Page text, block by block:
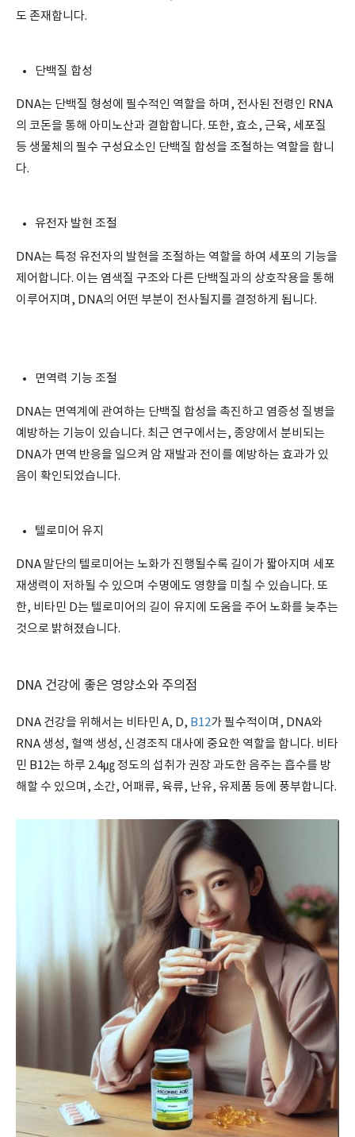
도 존재합니다.
단백질 합성
DNA는 단백질 형성에 필수적인 역할을 하며, 전사된 전령인 RNA
의 코돈을 통해 아미노산과 결합합니다. 또한, 효소, 근육, 세포질
등 생물체의 필수 구성요소인 단백질 합성을 조절하는 역할을 합니
다.
유전자 발현 조절
DNA는 특정 유전자의 발현을 조절하는 역할을 하여 세포의 기능을
제어합니다. 이는 염색질 구조와 다른 단백질과의 상호작용을 통해
이루어지며, DNA의 어떤 부분이 전사될지를 결정하게 됩니다.
면역력 기능 조절
DNA는 면역계에 관여하는 단백질 합성을 촉진하고 염증성 질병을
예방하는 기능이 있습니다. 최근 연구에서는, 종양에서 분비되는
DNA가 면역 반응을 일으켜 암 재발과 전이를 예방하는 효과가 있
음이 확인되었습니다.
텔로미어 유지
DNA 말단의 텔로미어는 노화가 진행될수록 길이가 짧아지며 세포
재생력이 저하될 수 있으며 수명에도 영향을 미칠 수 있습니다. 또
한, 비타민 D는 텔로미어의 길이 유지에 도움을 주어 노화를 늦추는
것으로 밝혀졌습니다.
DNA 건강에 좋은 영양소와 주의점
DNA 건강을 위해서는 비타민 A, D, B12가 필수적이며, DNA와
RNA 생성, 혈액 생성, 신경조직 대사에 중요한 역할을 합니다. 비타
민 B12는 하루 2.4㎍ 정도의 섭취가 권장 과도한 음주는 흡수를 방
해할 수 있으며, 소간, 어패류, 육류, 난유, 유제품 등에 풍부합니다.